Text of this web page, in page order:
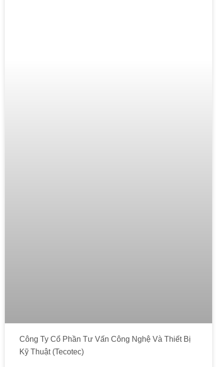
Công Ty Cổ Phần Tư Vấn Công Nghệ Và Thiết Bị
Kỹ Thuật (Tecotec)